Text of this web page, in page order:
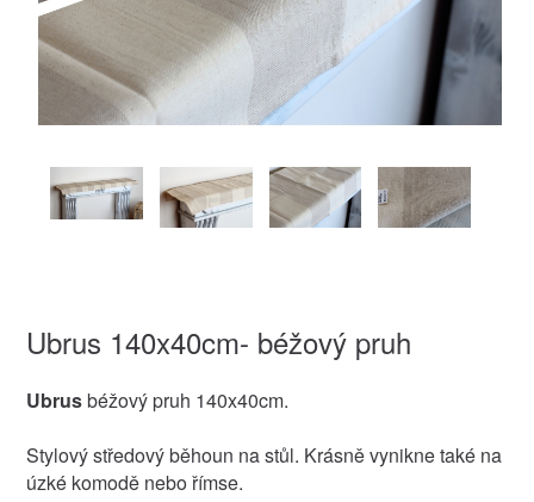
Ubrus 140x40cm- béžový pruh
Ubrusbéžový pruh 140x40cm.
Stylový středový běhoun na stůl. Krásně vynikne také na
úzké komodě nebo římse.